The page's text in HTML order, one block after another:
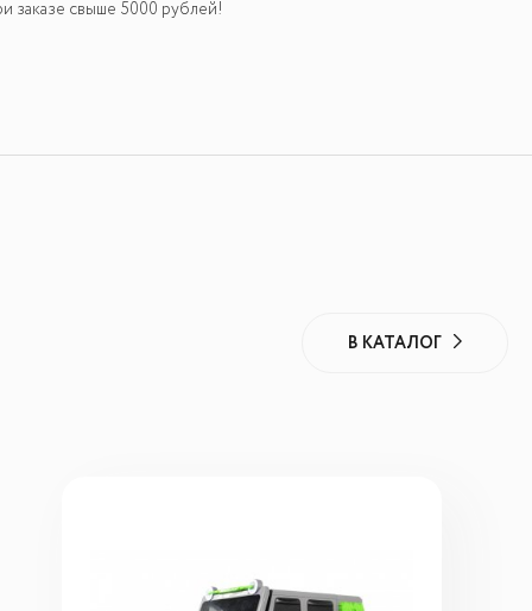
заказе свыше 5000 рублей!
В КАТАЛОГ